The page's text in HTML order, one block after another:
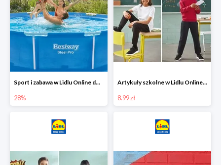
Sport i zabawa w Lidlu Online do -28%
28%
Artykuły szkolne w Lidlu Online od 8,99 zł
8.99 zł